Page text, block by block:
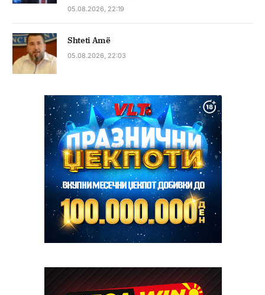
05.08.2026, 22:19
Shteti Amë
05.08.2026, 22:03